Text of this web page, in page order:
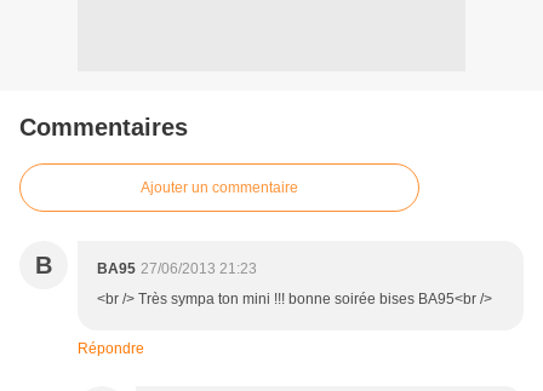
Commentaires
Ajouter un commentaire
B BA95 27/06/2013 21:23
<br /> Très sympa ton mini !!! bonne soirée bises BA95<br />
Répondre